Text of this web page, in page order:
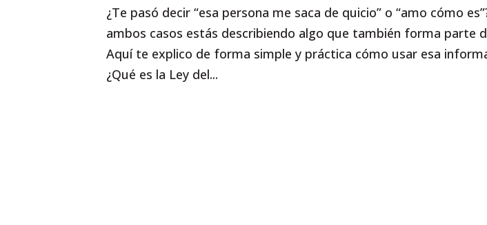
¿Te pasó decir “esa persona me saca de quicio” o “amo cómo
ambos casos estás describiendo algo que también forma parte
Aquí te explico de forma simple y práctica cómo usar esa
¿Qué es la Ley del...